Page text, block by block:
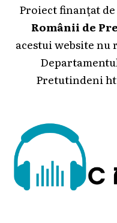
Proiect finanțat de
Românii de
acestui website nu
Pretutindeni